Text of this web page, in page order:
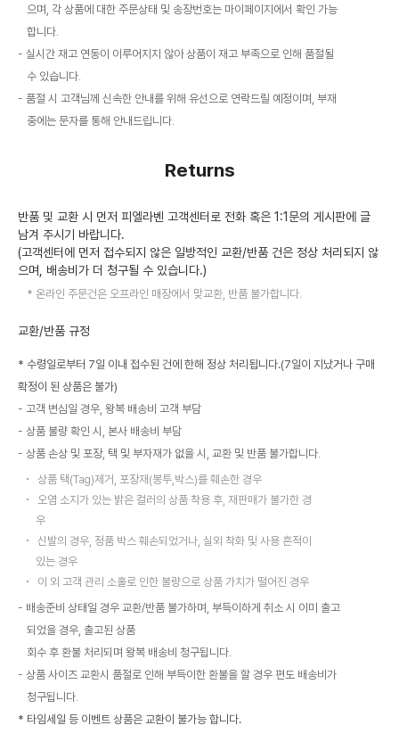
으며, 각 상품에 대한 주문상태 및 송장번호는 마이페이지에서 확인 가능
합니다.
실시간 재고 연동이 이루어지지 않아 상품이 재고 부족으로 인해 품절될
수 있습니다.
품절 시 고객님께 신속한 안내를 위해 유선으로 연락드릴 예정이며, 부재
중에는 문자를 통해 안내드립니다.
Returns
반품 및 교환 시 먼저 피엘라벤 고객센터로 전화 혹은 1:1문의 게시판에 글
남겨 주시기 바랍니다.
(고객센터에 먼저 접수되지 않은 일방적인 교환/반품 건은 정상 처리되지 않
으며, 배송비가 더 청구될 수 있습니다.)
온라인 주문건은 오프라인 매장에서 맞교환, 반품 불가합니다.
교환/반품 규정
* 수령일로부터 7일 이내 접수된 건에 한해 정상 처리됩니다.(7일이 지났거나 구매
확정이 된 상품은 불가)
고객 변심일 경우, 왕복 배송비 고객 부담
상품 불량 확인 시, 본사 배송비 부담
상품 손상 및 포장, 택 및 부자재가 없을 시, 교환 및 반품 불가합니다.
상품 택(Tag)제거, 포장재(봉투,박스)를 훼손한 경우
오염 소지가 있는 밝은 컬러의 상품 착용 후, 재판매가 불가한 경
우
신발의 경우, 정품 박스 훼손되었거나, 실외 착화 및 사용 흔적이
있는 경우
이 외 고객 관리 소홀로 인한 불량으로 상품 가치가 떨어진 경우
배송준비 상태일 경우 교환/반품 불가하며, 부득이하게 취소 시 이미 출고
되었을 경우, 출고된 상품
회수 후 환불 처리되며 왕복 배송비 청구됩니다.
상품 사이즈 교환시 품절로 인해 부득이한 환불을 할 경우 편도 배송비가
청구됩니다.
* 타임세일 등 이벤트 상품은 교환이 불가능 합니다.